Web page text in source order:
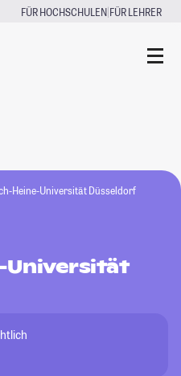
FÜR HOCHSCHULEN|FÜR LEHRER
Heine-Universität Düsseldorf
Universität